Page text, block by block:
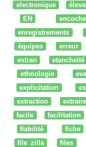
electronique
EN
encoche
enregistrements
équipes
erreur
estran
etancheité
ethnologie
explicitation
extraction
extraire
facile
facilitation
fiabilité
fiche
file zilla
files